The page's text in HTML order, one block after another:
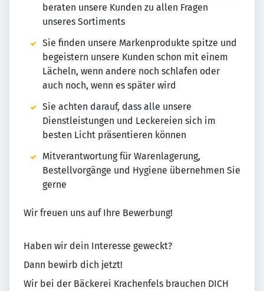
beraten unsere Kunden zu allen Fragen
unseres Sortiments
Sie finden unsere Markenprodukte spitze und
begeistern unsere Kunden schon mit einem
Lächeln, wenn andere noch schlafen oder
auch noch, wenn es später wird
Sie achten darauf, dass alle unsere
Dienstleistungen und Leckereien sich im
besten Licht präsentieren können
Mitverantwortung für Warenlagerung,
Bestellvorgänge und Hygiene übernehmen Sie
gerne
Wir freuen uns auf Ihre Bewerbung!
Haben wir dein Interesse geweckt?
Dann bewirb dich jetzt!
Wir bei der Bäckerei Krachenfels brauchen DICH